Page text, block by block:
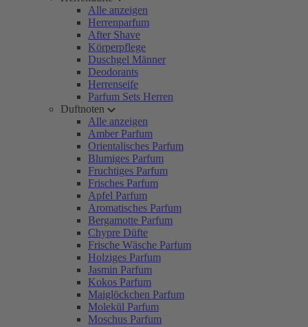
Alle anzeigen
Herrenparfum
After Shave
Körperpflege
Duschgel Männer
Deodorants
Herrenseife
Parfum Sets Herren
Duftnoten
Alle anzeigen
Amber Parfum
Orientalisches Parfum
Blumiges Parfum
Fruchtiges Parfum
Frisches Parfum
Apfel Parfum
Aromatisches Parfum
Bergamotte Parfum
Chypre Düfte
Frische Wäsche Parfum
Holziges Parfum
Jasmin Parfum
Kokos Parfum
Maiglöckchen Parfum
Molekül Parfum
Moschus Parfum